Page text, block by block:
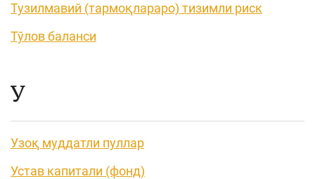
Тузилмавий (тармоқлараро) тизимли риск
Тўлов баланси
У
Узоқ муддатли пуллар
Устав капитали (фонд)